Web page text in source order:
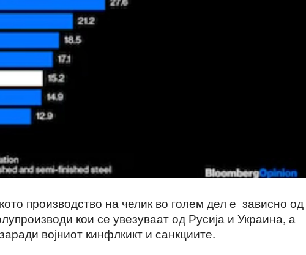
производство на челик во голем дел е зависно од
кои се увезуваат од Русија и Украина, а
војниот кинфлкикт и санкциите.